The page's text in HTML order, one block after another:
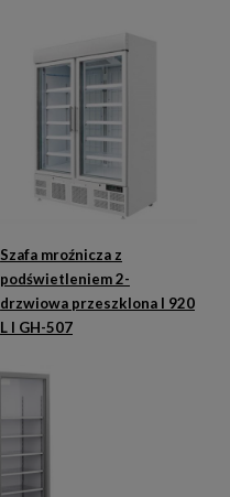
Szafa mroźnicza z
podświetleniem 2-
drzwiowa przeszklona I 920
L I GH-507